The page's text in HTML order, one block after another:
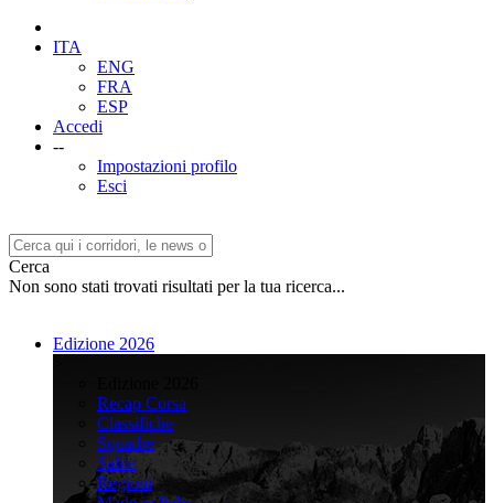
ITA
ENG
FRA
ESP
Accedi
--
Impostazioni profilo
Esci
Cerca
Non sono stati trovati risultati per la tua ricerca...
Edizione 2026
Recap Corsa
Classifiche
Squadre
Salite
Regioni